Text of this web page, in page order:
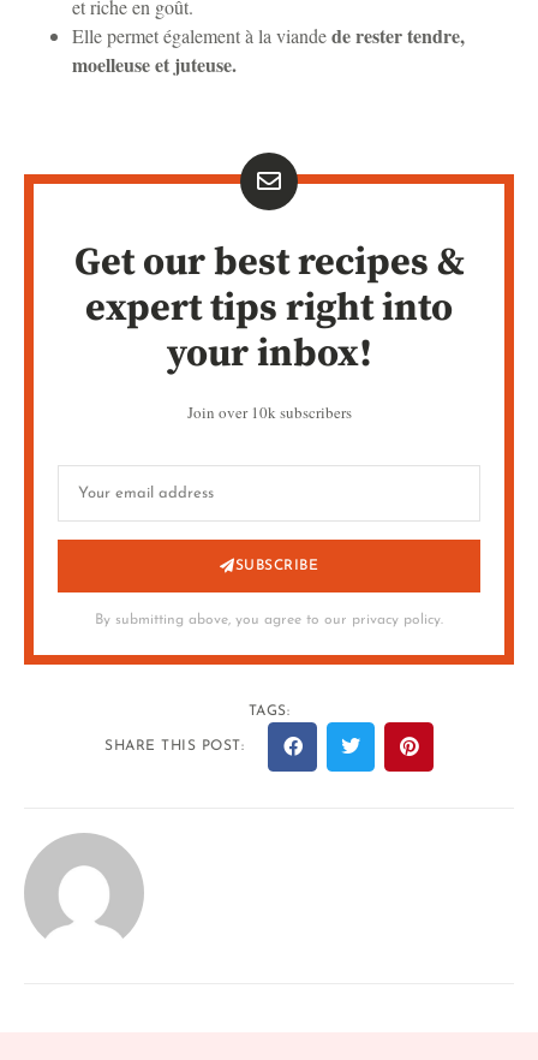
et riche en goût.
Elle permet également à la viandede rester tendre,
moelleuse et juteuse.
Get our best recipes &
expert tips right into
your inbox!
Join over 10k subscribers
SUBSCRIBE
By submitting above, you agree to our privacy policy.
TAGS:
SHARE THIS POST: